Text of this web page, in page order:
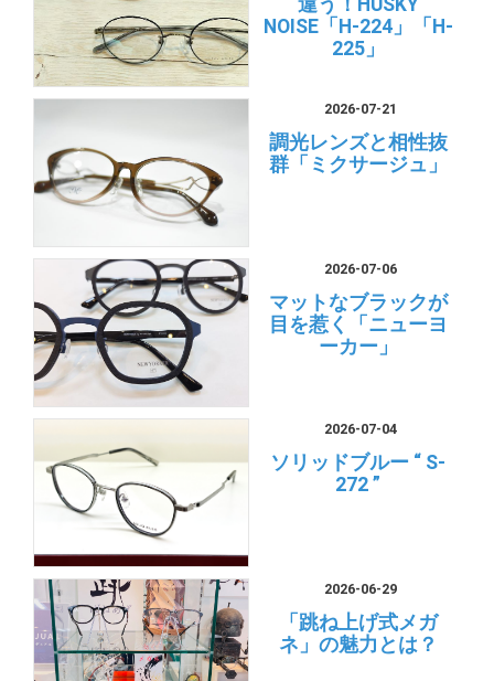
違う！HUSKY
NOISE「H-224」「H-
225」
2026-07-21
調光レンズと相性抜
群「ミクサージュ」
2026-07-06
マットなブラックが
目を惹く「ニューヨ
ーカー」
2026-07-04
ソリッドブルー “ S-
272 ”
2026-06-29
「跳ね上げ式メガ
ネ」の魅力とは？